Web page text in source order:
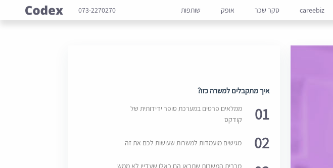
careebiz סקר שכר אופק שותפות 073-2270270
איך מתקבלים למשרה כזו?
01
ממלאים פרטים במערכת סופר ידידותית של
קודקס
02 מגישים מועמדות למשרות שעושות לכם את זה
מרבית המשרות שתראו הם כאלו שעדיין לא ממש